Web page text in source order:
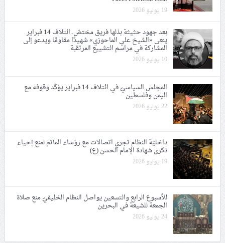
19 يوليو 2026
بعد جهود حثيثة بذلها فريق مختصّ..ائتلاف 14 فبراير
ينعى «الشيخ علي الماحوزي» شهيدًا مقاومًا ويدعو إلى
المشاركة في مراسم التشييع المرتقبة
10 يوليو 2026
المجلس السياسيّ في ائتلاف 14 فبراير يؤكّد وقوفه مع
اليمن وفلسطين
22 يوليو 2026
داخليّة النظام تجري اتصالات مع رؤساء المآتم لمنع إحياء
ذكرى شهادة الإمام الحسن (ع)
19 يوليو 2026
للأسبوع الرابع والتسعين يواصل النظام الخليفيّ منع صلاة
الجمعة للشيعة في البحرين
24 يوليو 2026